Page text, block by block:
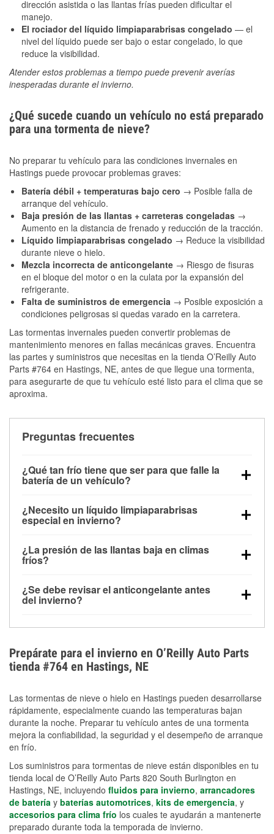
dirección asistida o las llantas frías pueden dificultar el
manejo.
El rociador del líquido limpiaparabrisas congelado — el
nivel del líquido puede ser bajo o estar congelado, lo que
reduce la visibilidad.
Atender estos problemas a tiempo puede prevenir averías
inesperadas durante el invierno.
¿Qué sucede cuando un vehículo no está preparado
para una tormenta de nieve?
No preparar tu vehículo para las condiciones invernales en
Hastings puede provocar problemas graves:
Batería débil + temperaturas bajo cero → Posible falla de
arranque del vehículo.
Baja presión de las llantas + carreteras congeladas →
Aumento en la distancia de frenado y reducción de la tracción.
Líquido limpiaparabrisas congelado → Reduce la visibilidad
durante nieve o hielo.
Mezcla incorrecta de anticongelante → Riesgo de fisuras
en el bloque del motor o en la culata por la expansión del
refrigerante.
Falta de suministros de emergencia → Posible exposición a
condiciones peligrosas si quedas varado en la carretera.
Las tormentas invernales pueden convertir problemas de
mantenimiento menores en fallas mecánicas graves. Encuentra
las partes y suministros que necesitas en la tienda O’Reilly Auto
Parts #764 en Hastings, NE, antes de que llegue una tormenta,
para asegurarte de que tu vehículo esté listo para el clima que se
aproxima.
Preguntas frecuentes
¿Qué tan frío tiene que ser para que falle la
batería de un vehículo?
debajo de los 32 °F y puede perder hasta la mitad de
su potencia de arranque cerca de los 0 °F, lo que
arranque.
¿Necesito un líquido limpiaparabrisas
especial en invierno?
la congelación y ayuda a disolver la sal y la nieve
derretida en la carretera para mejorar la visibilidad.
¿La presión de las llantas baja en climas
fríos?
alrededor de 1 PSI por cada 10 °F que baja la
temperatura. Puedes obtener más información sobre
¿Se debe revisar el anticongelante antes
del invierno?
el sobrecalentamiento en condiciones de frío
extremo. Aprende cómo comprobar la protección
anticongelante en nuestra sección How-To.
Prepárate para el invierno en O’Reilly Auto Parts
tienda #764 en Hastings, NE
Las tormentas de nieve o hielo en Hastings pueden desarrollarse
rápidamente, especialmente cuando las temperaturas bajan
durante la noche. Preparar tu vehículo antes de una tormenta
mejora la confiabilidad, la seguridad y el desempeño de arranque
en frío.
Los suministros para tormentas de nieve están disponibles en tu
tienda local de O’Reilly Auto Parts 820 South Burlington en
Hastings, NE, incluyendo fluidos para invierno, arrancadores
de batería y baterías automotrices, kits de emergencia, y
accesorios para clima frío los cuales te ayudarán a mantenerte
preparado durante toda la temporada de invierno.